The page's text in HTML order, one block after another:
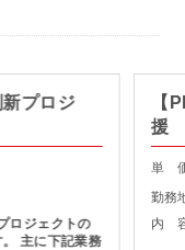
新プロジ
ロジェクトの
主に下記業務
【
援
単
勤務
内